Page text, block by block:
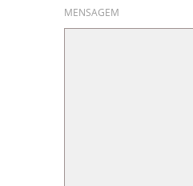
MENSAGEM